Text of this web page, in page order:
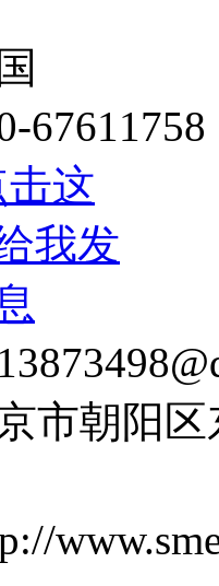
67611758
市朝阳